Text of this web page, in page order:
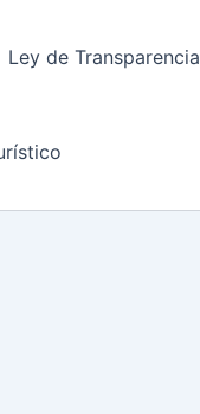
Ley de Transparencia